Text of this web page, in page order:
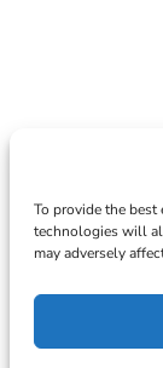
To provide the
technologies will
may adversely